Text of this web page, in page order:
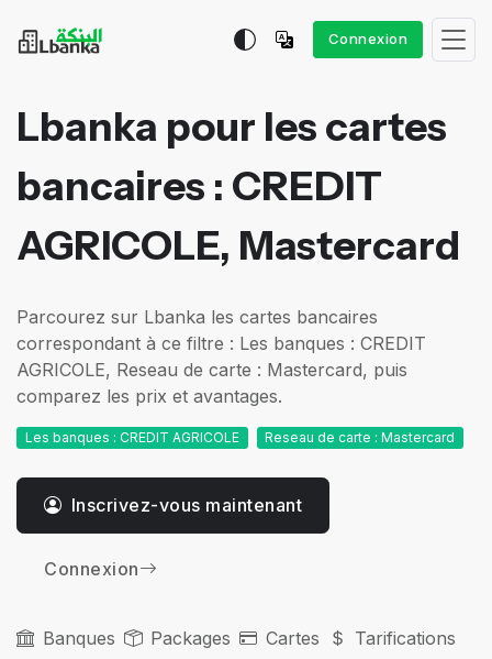
Connexion
Lbanka pour les cartes
bancaires : CREDIT
AGRICOLE, Mastercard
Parcourez sur Lbanka les cartes bancaires
correspondant à ce filtre : Les banques : CREDIT
AGRICOLE, Reseau de carte : Mastercard, puis
comparez les prix et avantages.
Les banques : CREDIT AGRICOLE Reseau de carte : Mastercard
Inscrivez-vous maintenant
Connexion
Banques Packages Cartes Tarifications